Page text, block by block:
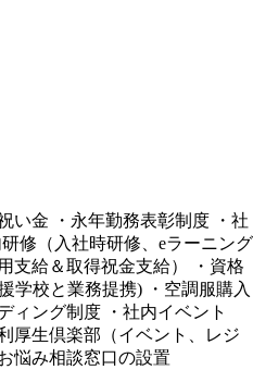
い金 ・永年勤務表彰制度 ・社
修（入社時研修、eラーニング
支給＆取得祝金支給） ・資格
学校と業務提携) ・空調服購入
ィング制度 ・社内イベント
厚生倶楽部（イベント、レジ
悩み相談窓口の設置